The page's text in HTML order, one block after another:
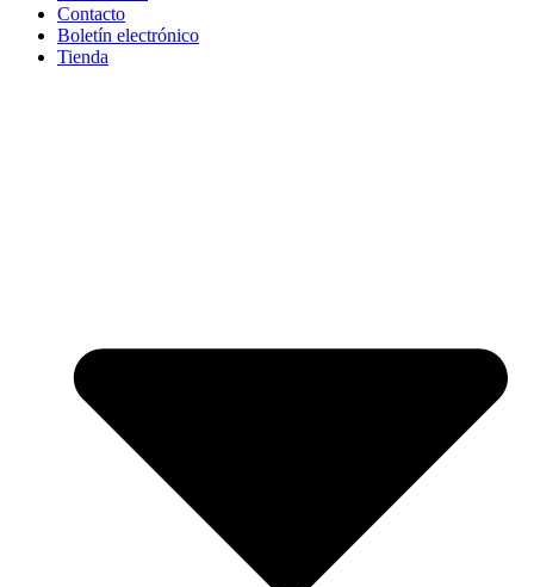
Contacto
Boletín electrónico
Tienda